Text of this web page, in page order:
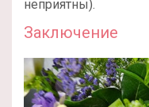
неприятны).
Заключение